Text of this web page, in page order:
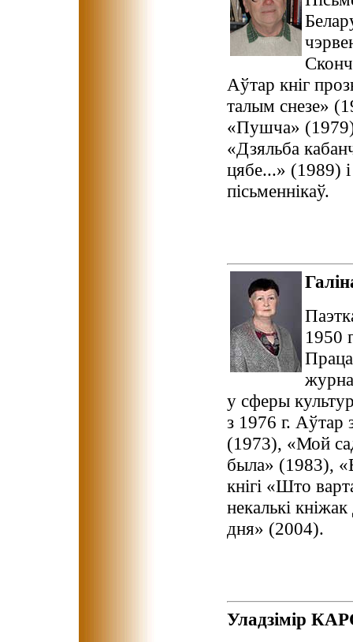
Аўтар кніг
талым снезе»
«Пушча»
«Дзяльба
цябе...» (1989)
пісьменнікаў.
1950
у сферы
з 1976 г. Аўтар
(1973), «Мой
была» (1983),
кнігі «Што
некалькі
дня» (2004).
Уладзімір